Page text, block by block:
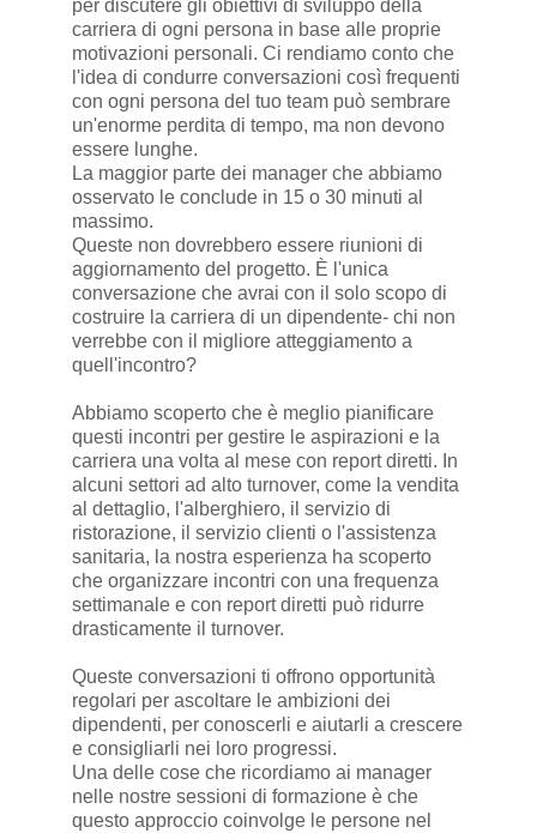
per discutere gli obiettivi di sviluppo della
carriera di ogni persona in base alle proprie
motivazioni personali. Ci rendiamo conto che
l'idea di condurre conversazioni così frequenti
con ogni persona del tuo team può sembrare
un'enorme perdita di tempo, ma non devono
essere lunghe.
La maggior parte dei manager che abbiamo
osservato le conclude in 15 o 30 minuti al
massimo.
Queste non dovrebbero essere riunioni di
aggiornamento del progetto. È l'unica
conversazione che avrai con il solo scopo di
costruire la carriera di un dipendente- chi non
verrebbe con il migliore atteggiamento a
quell'incontro?
Abbiamo scoperto che è meglio pianificare
questi incontri per gestire le aspirazioni e la
carriera una volta al mese con report diretti. In
alcuni settori ad alto turnover, come la vendita
al dettaglio, l'alberghiero, il servizio di
ristorazione, il servizio clienti o l'assistenza
sanitaria, la nostra esperienza ha scoperto
che organizzare incontri con una frequenza
settimanale e con report diretti può ridurre
drasticamente il turnover.
Queste conversazioni ti offrono opportunità
regolari per ascoltare le ambizioni dei
dipendenti, per conoscerli e aiutarli a crescere
e consigliarli nei loro progressi.
Una delle cose che ricordiamo ai manager
nelle nostre sessioni di formazione è che
questo approccio coinvolge le persone nel